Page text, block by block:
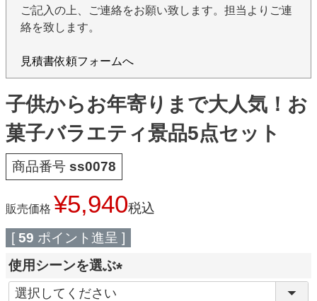
ご記入の上、ご連絡をお願い致します。担当よりご連
絡を致します。
見積書依頼フォームへ
子供からお年寄りまで大人気！お
菓子バラエティ景品5点セット
商品番号 ss0078
販売価格 ¥5,940税込
[ 59 ポイント進呈 ]
使用シーンを選ぶ